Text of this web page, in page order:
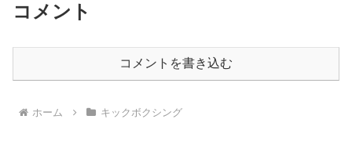
コメント
コメントを書き込む
ホーム キックボクシング